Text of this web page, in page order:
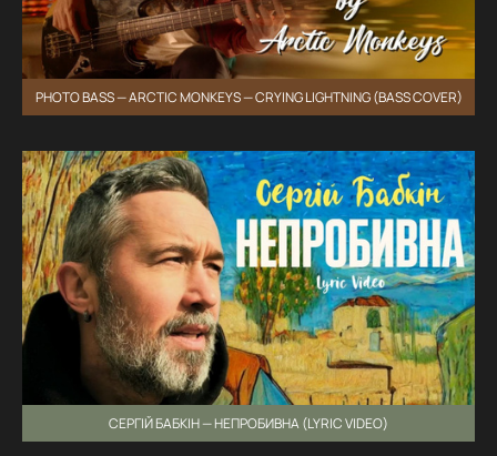
PHOTO BASS — ARCTIC MONKEYS — CRYING LIGHTNING (BASS COVER)
СЕРГІЙ БАБКІН — НЕПРОБИВНА (LYRIC VIDEO)